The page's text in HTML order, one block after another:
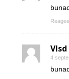
Vlsd
4